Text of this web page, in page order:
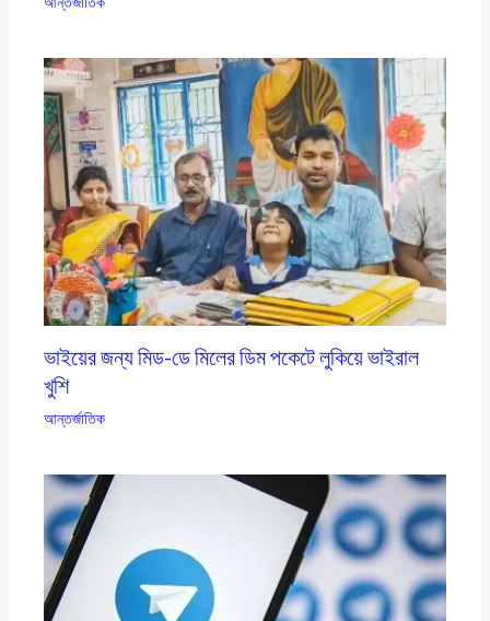
ভাইয়ের জন্য মিড-ডে মিলের ডিম পকেটে লুকিয়ে ভাইরাল
খুশি
আন্তর্জাতিক